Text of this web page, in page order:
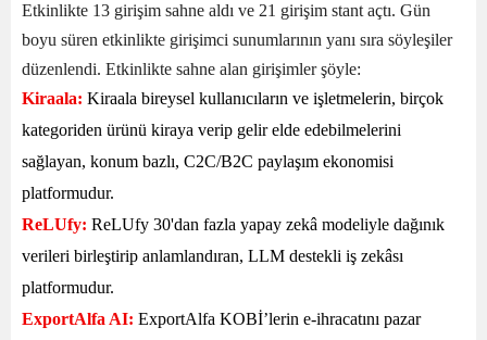
Etkinlikte 13 girişim sahne aldı ve 21 girişim stant açtı. Gün
boyu süren etkinlikte girişimci sunumlarının yanı sıra söyleşiler
düzenlendi. Etkinlikte sahne alan girişimler şöyle:
Kiraala: Kiraala bireysel kullanıcıların ve işletmelerin, birçok
kategoriden ürünü kiraya verip gelir elde edebilmelerini
sağlayan, konum bazlı, C2C/B2C paylaşım ekonomisi
platformudur.
ReLUfy: ReLUfy 30'dan fazla yapay zekâ modeliyle dağınık
verileri birleştirip anlamlandıran, LLM destekli iş zekâsı
platformudur.
ExportAlfa AI: ExportAlfa KOBİ’lerin e-ihracatını pazar